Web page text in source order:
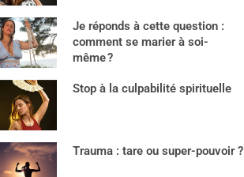
Je réponds à cette question :
comment se marier à soi-
même ?
Stop à la culpabilité spirituelle
Trauma : tare ou super-pouvoir ?